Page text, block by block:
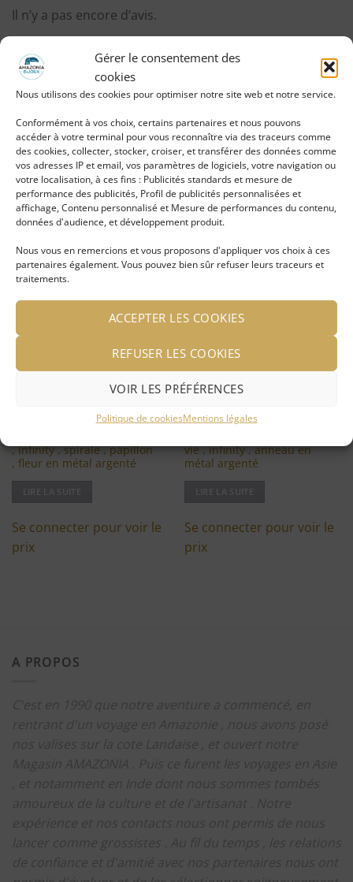
Gérer le consentement des
cookies
Nous utilisons des cookies pour optimiser notre site web et notre service.
Conformément à vos choix, certains partenaires et nous pouvons
accéder à votre terminal pour vous reconnaître via des traceurs comme
des cookies, collecter, stocker, croiser, et transférer des données comme
vos adresses IP et email, vos paramètres de logiciels, votre navigation ou
votre localisation, à ces fins : Publicités standards et mesure de
performance des publicités, Profil de publicités personnalisées et
affichage, Contenu personnalisé et Mesure de performances du contenu,
données d'audience, et développement produit.
Nous vous en remercions et vous proposons d'appliquer vos choix à ces
partenaires également. Vous pouvez bien sûr refuser leurs traceurs et
traitements.
ACCEPTER LES COOKIES
REFUSER LES COOKIES
VOIR LES PRÉFÉRENCES
Politique de cookiesMentions légales
Il n’y a pas encore d’avis.
Seuls les clients connectés ayant acheté ce
produit ont la possibilité de laisser un avis.
-50%
Ajouter
liste
, infinity , spirale , papillon
, fleur en métal argenté
Se connecter pour voir le
prix
-50%
Ajouter
vie , infinity , anneau en
métal argenté
Se connecter pour voir le
prix
A PROPOS